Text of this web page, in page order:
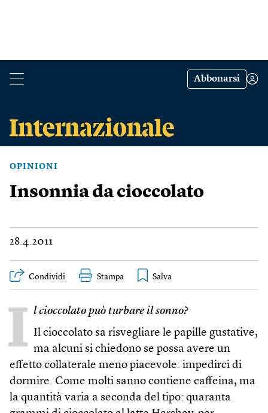
Abbonarsi
OPINIONI
Insonnia da cioccolato
28.4.2011
Condividi Stampa
I l cioccolato può turbare il sonno?
Il cioccolato sa risvegliare le papille gustative,
ma alcuni si chiedono se possa avere un
effetto collaterale meno piacevole: impedirci di
dormire. Come molti sanno contiene caffeina, ma
la quantità varia a seconda del tipo: quaranta